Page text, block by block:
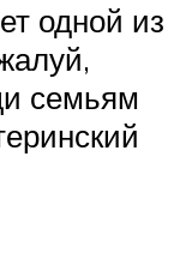
одной из
семьям